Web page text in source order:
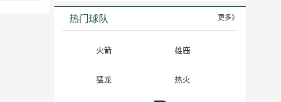
热门球队 更多》
火箭 雄鹿
猛龙 热火